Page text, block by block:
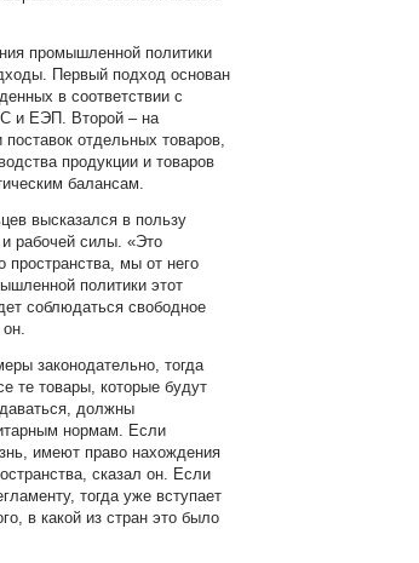
промышленной политики
Первый подход основан
в соответствии с
и ЕЭП. Второй – на
отдельных товаров,
продукции и товаров
балансам.
высказался в пользу
рабочей силы. «Это
пространства, мы от него
политики этот
соблюдаться свободное
законодательно, тогда
те товары, которые будут
должны
нормам. Если
имеют право нахождения
сказал он. Если
тогда уже вступает
в какой из стран это было